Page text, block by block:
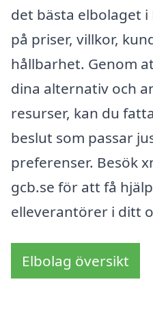
det bästa elbolaget
på priser, villkor,
hållbarhet. Genom
dina alternativ och
resurser, kan du
beslut som passar
preferenser. Besök
gcb.se för att få
elleverantörer i ditt
Elbolag översikt